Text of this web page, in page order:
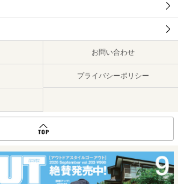
お問い合わせ
プライバシーポリシー